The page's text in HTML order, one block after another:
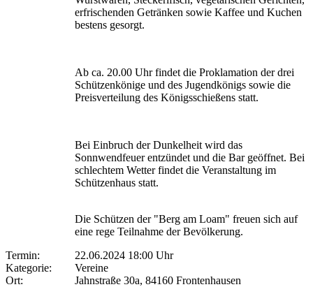
erfrischenden Getränken sowie Kaffee und Kuchen
bestens gesorgt.
Ab ca. 20.00 Uhr findet die Proklamation der drei
Schützenkönige und des Jugendkönigs sowie die
Preisverteilung des Königsschießens statt.
Bei Einbruch der Dunkelheit wird das
Sonnwendfeuer entzündet und die Bar geöffnet. Bei
schlechtem Wetter findet die Veranstaltung im
Schützenhaus statt.
Die Schützen der "Berg am Loam" freuen sich auf
eine rege Teilnahme der Bevölkerung.
Termin:
22.06.2024 18:00 Uhr
Kategorie:
Vereine
Ort:
Jahnstraße 30a, 84160 Frontenhausen